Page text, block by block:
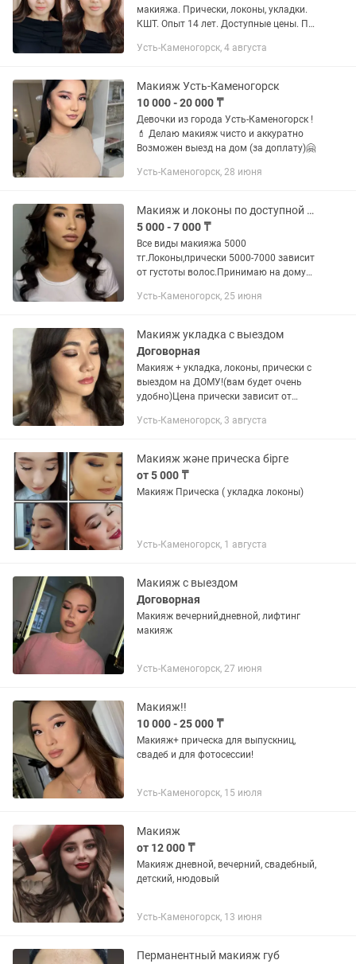
макияжа. Прически, локоны, укладки.
КШТ. Опыт 14 лет. Доступные цены. По
Усть-Каменогорск, 4 августа
Макияж Усть-Каменогорск
10 000 - 20 000 ₸
Девочки из города Усть-Каменогорск !
💄 Делаю макияж чисто и аккуратно
Возможен выезд на дом (за доплату)🤗
Усть-Каменогорск, 28 июня
Макияж и локоны по доступной цене
5 000 - 7 000 ₸
Все виды макияжа 5000
тг.Локоны,прически 5000-7000 зависит
от густоты волос.Принимаю на дому
Усть-Каменогорск, 25 июня
Макияж укладка с выездом
Договорная
Макияж + укладка, локоны, прически с
выездом на ДОМУ!(вам будет очень
удобно)Цена прически зависит от
Только Макияж 8 тысяч.
Усть-Каменогорск, 3 августа
Макияж және прическа бірге
от 5 000 ₸
Макияж Прическа ( укладка локоны)
Усть-Каменогорск, 1 августа
Макияж с выездом
Договорная
Макияж вечерний,дневной, лифтинг
макияж
Усть-Каменогорск, 27 июня
Макияж!!
10 000 - 25 000 ₸
Макияж+ прическа для выпускниц,
свадеб и для фотосессии!
Усть-Каменогорск, 15 июля
Макияж
от 12 000 ₸
Макияж дневной, вечерний, свадебный,
детский, нюдовый
Усть-Каменогорск, 13 июня
Перманентный макияж губ